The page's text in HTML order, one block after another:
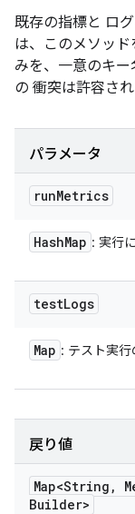
既存の指標と ロ
は、このメソッ
みを、一意のキ
の 衝突は許容され
パラメータ
runMetrics
HashMap : 実行
testLogs
Map : テスト実行
戻り値
Map<String ,
Builder>